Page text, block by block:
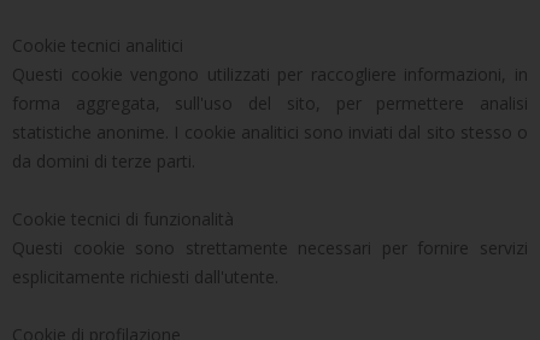
Cookie tecnici analitici
Questi cookie vengono utilizzati per raccogliere informazioni, in
forma aggregata, sull'uso del sito, per permettere analisi
statistiche anonime. I cookie analitici sono inviati dal sito stesso o
da domini di terze parti.
Cookie tecnici di funzionalità
Questi cookie sono strettamente necessari per fornire servizi
esplicitamente richiesti dall'utente.
Cookie di profilazione